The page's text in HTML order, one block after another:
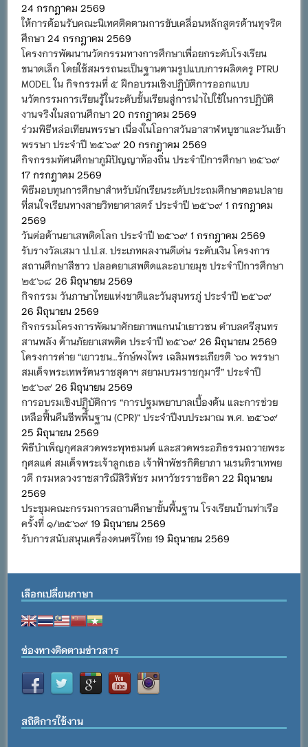
24 กรกฎาคม 2569
ให้การต้อนรับคณะนิเทศติดตามการขับเคลื่อนหลักสูตรต้านทุจริต
ศึกษา 24 กรกฎาคม 2569
โครงการพัฒนานวัตกรรมทางการศึกษาเพื่อยกระดับโรงเรียน
ขนาดเล็ก โดยใช้สมรรถนะเป็นฐานตามรูปแบบการผลิตครู PTRU
MODEL ใน กิจกรรมที่ ๕ ฝึกอบรมเชิงปฏิบัติการออกแบบ
นวัตกรรมการเรียนรู้ในระดับชั้นเรียนสู่การนำไปใช้ในการปฏิบัติ
งานจริงในสถานศึกษา 20 กรกฎาคม 2569
ร่วมพิธีหล่อเทียนพรรษา เนื่องในโอกาสวันอาสาฬหบูชาและวันเข้า
พรรษา ประจำปี ๒๕๖๙ 20 กรกฎาคม 2569
กิจกรรมทัศนศึกษาภูมิปัญญาท้องถิ่น ประจำปีการศึกษา ๒๕๖๙
17 กรกฎาคม 2569
พิธีมอบทุนการศึกษาสำหรับนักเรียนระดับประถมศึกษาตอนปลาย
ที่สนใจเรียนทางสายวิทยาศาสตร์ ประจำปี ๒๕๖๙ 1 กรกฎาคม
2569
วันต่อต้านยาเสพติดโลก ประจำปี ๒๕๖๙ 1 กรกฎาคม 2569
รับรางวัลเสมา ป.ป.ส. ประเภทผลงานดีเด่น ระดับเงิน โครงการ
สถานศึกษาสีขาว ปลอดยาเสพติดและอบายมุข ประจำปีการศึกษา
๒๕๖๘ 26 มิถุนายน 2569
กิจกรรม วันภาษาไทยแห่งชาติและวันสุนทรภู่ ประจำปี ๒๕๖๙
26 มิถุนายน 2569
กิจกรรมโครงการพัฒนาศักยภาพแกนนำเยาวชน ตำบลศรีสุนทร
สานพลัง ต้านภัยยาเสพติด ประจำปี ๒๕๖๙ 26 มิถุนายน 2569
โครงการค่าย “เยาวชน…รักษ์พงไพร เฉลิมพระเกียรติ ๖๐ พรรษา
สมเด็จพระเทพรัตนราชสุดาฯ สยามบรมราชกุมารี” ประจำปี
๒๕๖๙ 26 มิถุนายน 2569
การอบรมเชิงปฏิบัติการ “การปฐมพยาบาลเบื้องต้น และการช่วย
เหลือฟื้นคืนชีพพื้นฐาน (CPR)” ประจำปีงบประมาณ พ.ศ. ๒๕๖๙
25 มิถุนายน 2569
พิธีบำเพ็ญกุศลสวดพระพุทธมนต์ และสวดพระอภิธรรมถวายพระ
กุศลแด่ สมเด็จพระเจ้าลูกเธอ เจ้าฟ้าพัชรกิติยาภา นเรนทิราเทพย
วดี กรมหลวงราชสาริณีสิริพัชร มหาวัชรราชธิดา 22 มิถุนายน
2569
ประชุมคณะกรรมการสถานศึกษาขั้นพื้นฐาน โรงเรียนบ้านท่าเรือ
ครั้งที่ ๑/๒๕๖๙ 19 มิถุนายน 2569
รับการสนับสนุนเครื่องดนตรีไทย 19 มิถุนายน 2569
เลือกเปลี่ยนภาษา
ช่องทางติดตามข่าวสาร
สถิติการใช้งาน